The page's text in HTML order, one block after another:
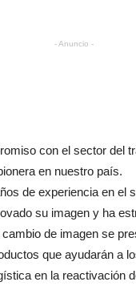
- Anuncio -
con el sector del
en nuestro país.
de experiencia en el
su imagen y ha
de imagen se
que ayudarán a
en la reactivación